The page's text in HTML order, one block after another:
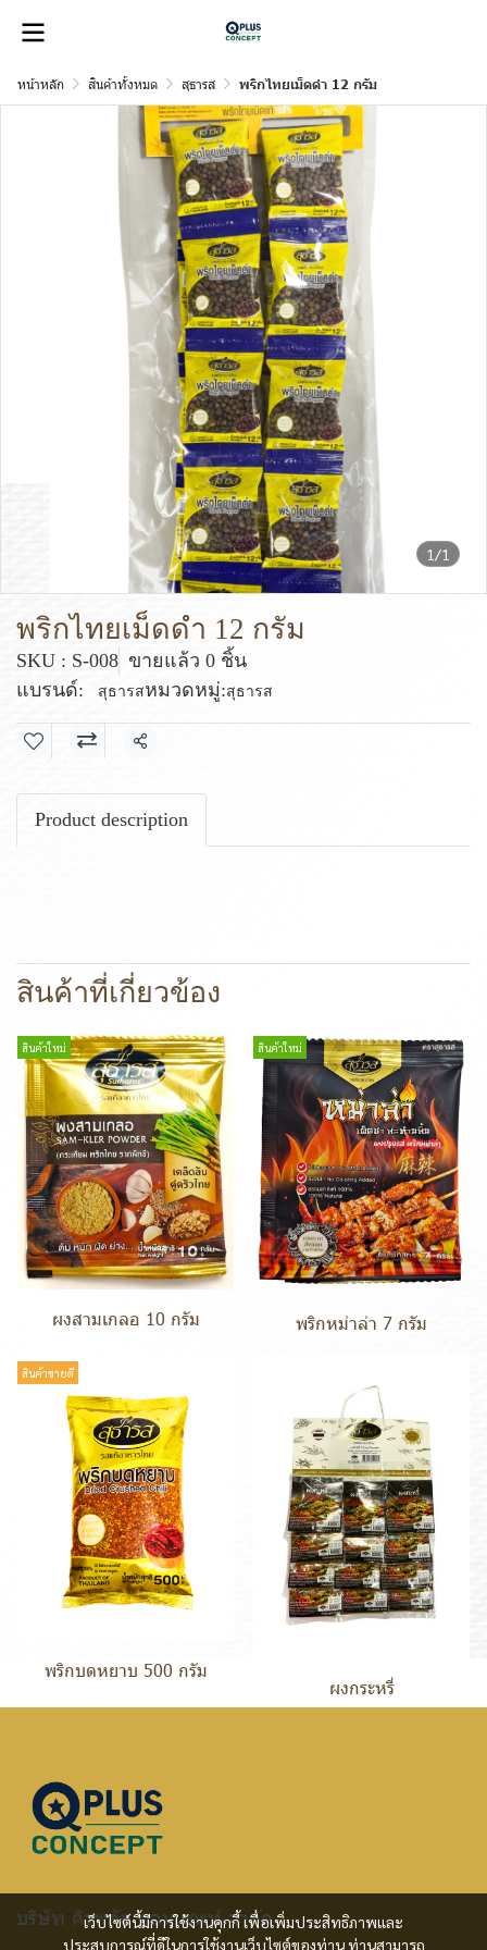
หน้าหลัก สินค้าทั้งหมด สุธารส พริกไทยเม็ดดำ 12 กรัม
1/1
พริกไทยเม็ดดำ 12 กรัม
SKU : S-008 ขายแล้ว 0 ชิ้น
แบรนด์:
สุธารสหมวดหมู่:สุธารส
แชร์
Product description
สินค้าที่เกี่ยวข้อง
สินค้าใหม่
ผงสามเกลอ 10 กรัม
สินค้าใหม่
พริกหม่าล่า 7 กรัม
สินค้าขายดี
พริกบดหยาบ 500 กรัม
ผงกระหรี่
เว็บไซต์นี้มีการใช้งานคุกกี้ เพื่อเพิ่มประสิทธิภาพและ
ประสบการณ์ที่ดีในการใช้งานเว็บไซต์ของท่าน ท่านสามารถ
บริษัท คิวพลัส คอนเซพท์ จำกัด